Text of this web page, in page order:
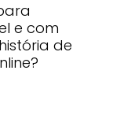
e com
de